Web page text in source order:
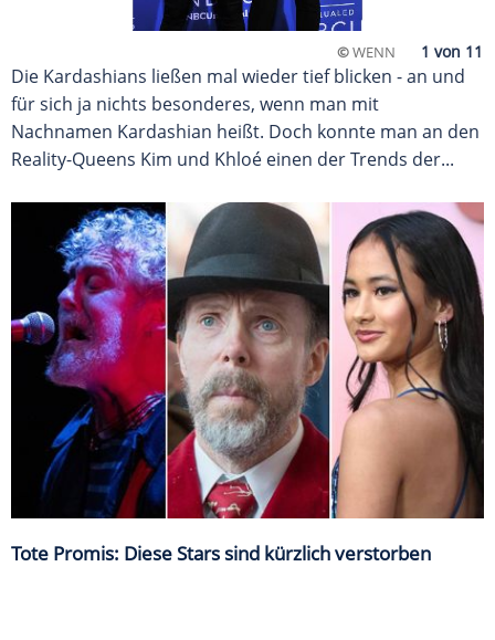
©WENN
Die Kardashians ließen mal wieder tief blicken - an und
für sich ja nichts besonderes, wenn man mit
Nachnamen Kardashian heißt. Doch konnte man an den
Reality-Queens Kim und Khloé einen der Trends der...
Tote Promis: Diese Stars sind kürzlich verstorben